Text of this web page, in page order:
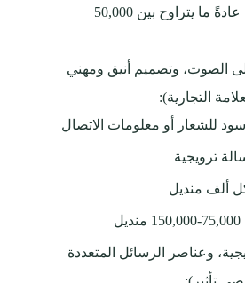
الحد الأدنى لكمية الطلب: عادةً ما يتراوح بين 50,000
الصوت، وتصميم أنيق ومهني
التجارية):
للشعار أو معلومات الاتصال
ترويجية
وعناصر الرسائل المتعددة